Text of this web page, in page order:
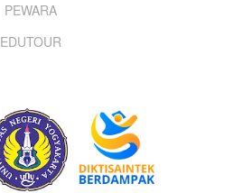
PEWARA
EDUTOUR